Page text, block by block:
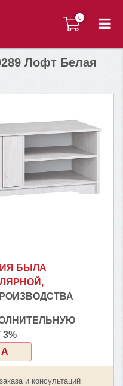
0
0
Лофт Белая
БЫЛА
и консультаций